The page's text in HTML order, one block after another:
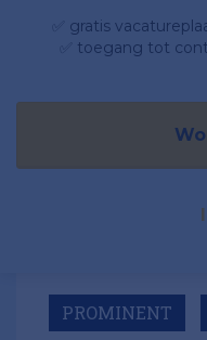
✅ gratis
✅ toegang tot
PROMINENT